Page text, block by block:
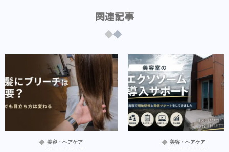
関連記事
美容・ヘアケア 美容・ヘアケア